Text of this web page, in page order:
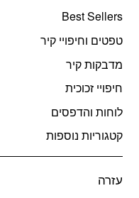
Best Sellers
טפטים וחיפויי קיר
מדבקות קיר
חיפויי זכוכית
לוחות והדפסים
קטגוריות נוספות
עזרה